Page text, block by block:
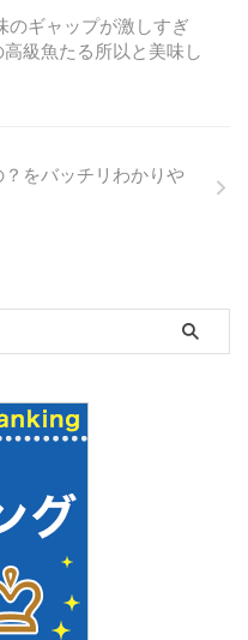
のギャップが激しすぎ
級魚たる所以と美味し
をバッチリわかりや